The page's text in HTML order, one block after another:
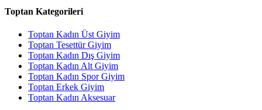
Toptan Kategorileri
Toptan Kadın Üst Giyim
Toptan Tesettür Giyim
Toptan Kadın Dış Giyim
Toptan Kadın Alt Giyim
Toptan Kadın Spor Giyim
Toptan Erkek Giyim
Toptan Kadın Aksesuar